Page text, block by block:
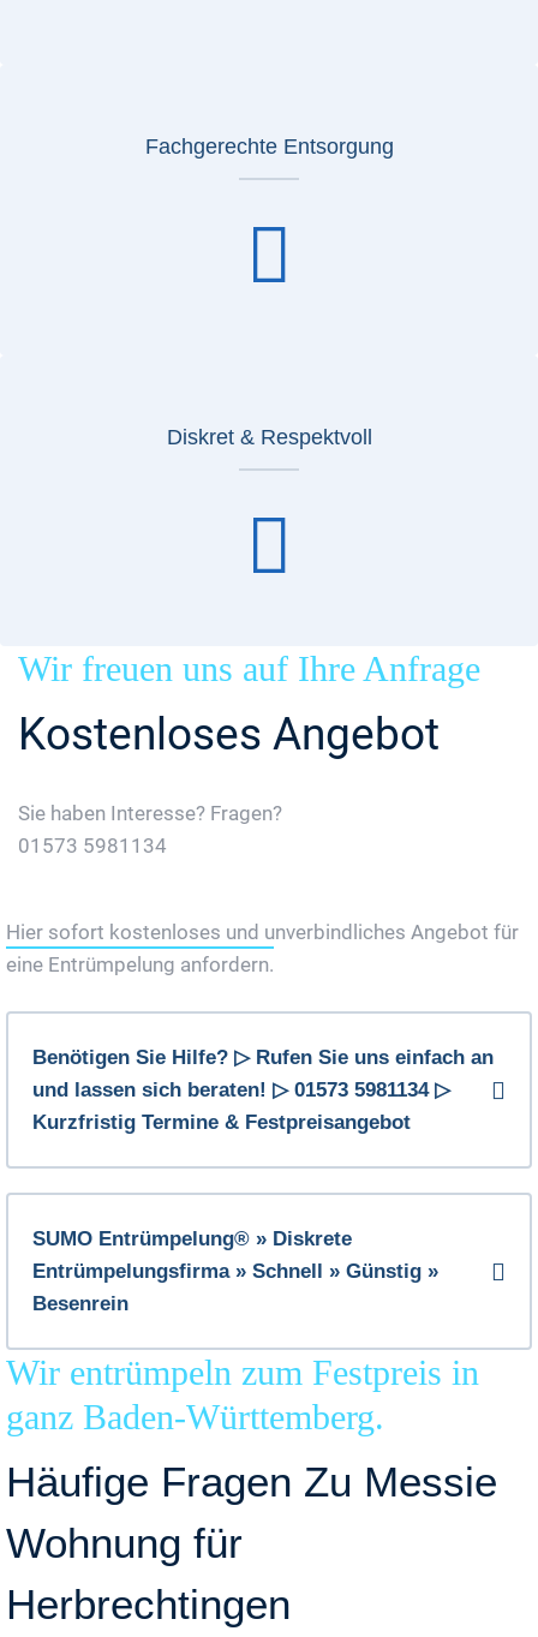
Fachgerechte Entsorgung
Diskret & Respektvoll
Wir freuen uns auf Ihre Anfrage
Kostenloses Angebot
Sie haben Interesse? Fragen?
01573 5981134
Hier sofort kostenloses und unverbindliches Angebot für
eine Entrümpelung anfordern.
Benötigen Sie Hilfe? ▷ Rufen Sie uns einfach an
und lassen sich beraten! ▷ 01573 5981134 ▷
Kurzfristig Termine & Festpreisangebot
SUMO Entrümpelung® » Diskrete
Entrümpelungsfirma » Schnell » Günstig »
Besenrein
Wir entrümpeln zum Festpreis in
ganz Baden-Württemberg.
Häufige Fragen Zu Messie
Wohnung für
Herbrechtingen